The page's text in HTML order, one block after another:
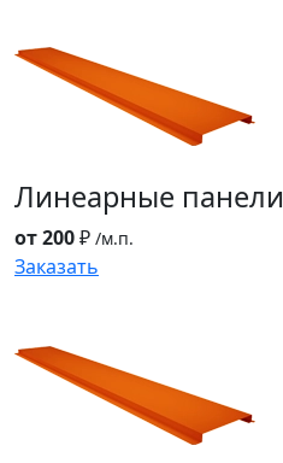
Линеарные панели
от 200₽ /м.п.
Заказать